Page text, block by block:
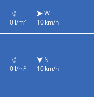
0 l/m²
W
10 km/h
0 l/m²
N
10 km/h